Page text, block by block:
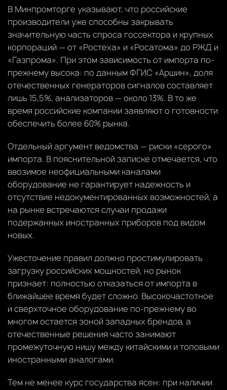
В Минпромторге указывают, что российские
производители уже способны закрывать
значительную часть спроса госсектора и крупных
корпораций — от «Ростеха» и «Росатома» до РЖД и
«Газпрома». При этом зависимость от импорта по-
прежнему высока: по данным ФГИС «Аршин», доля
отечественных генераторов сигналов составляет
лишь 15,5%, анализаторов — около 13%. В то же
время российские компании заявляют о готовности
обеспечить более 60% рынка.
Отдельный аргумент ведомства — риски «серого»
импорта. В пояснительной записке отмечается, что
ввозимое неофициальными каналами
оборудование не гарантирует надежность и
отсутствие недокументированных возможностей, а
на рынке встречаются случаи продажи
подержанных иностранных приборов под видом
новых.
Ужесточение правил должно простимулировать
загрузку российских мощностей, но рынок
признает: полностью отказаться от импорта в
ближайшее время будет сложно. Высокочастотное
и сверхточное оборудование по-прежнему во
многом остается зоной западных брендов, а
отечественные решения часто занимают
промежуточную нишу между китайскими и топовыми
иностранными аналогами.
Тем не менее курс государства ясен: при наличии